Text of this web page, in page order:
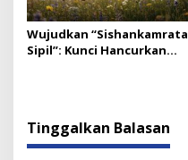
Wujudkan “Sishankamrata
Sipil”: Kunci Hancurkan
Tinggalkan Balasan